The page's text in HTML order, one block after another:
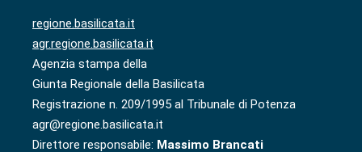
regione.basilicata.it
agr.regione.basilicata.it
Agenzia stampa della
Giunta Regionale della Basilicata
Registrazione n. 209/1995 al Tribunale di Potenza
agr@regione.basilicata.it
Direttore responsabile: Massimo Brancati